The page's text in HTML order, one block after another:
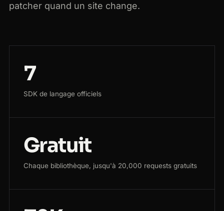
patcher quand un site change.
7
SDK de langage officiels
Gratuit
Chaque bibliothèque, jusqu'à 20,000 requests gratuits